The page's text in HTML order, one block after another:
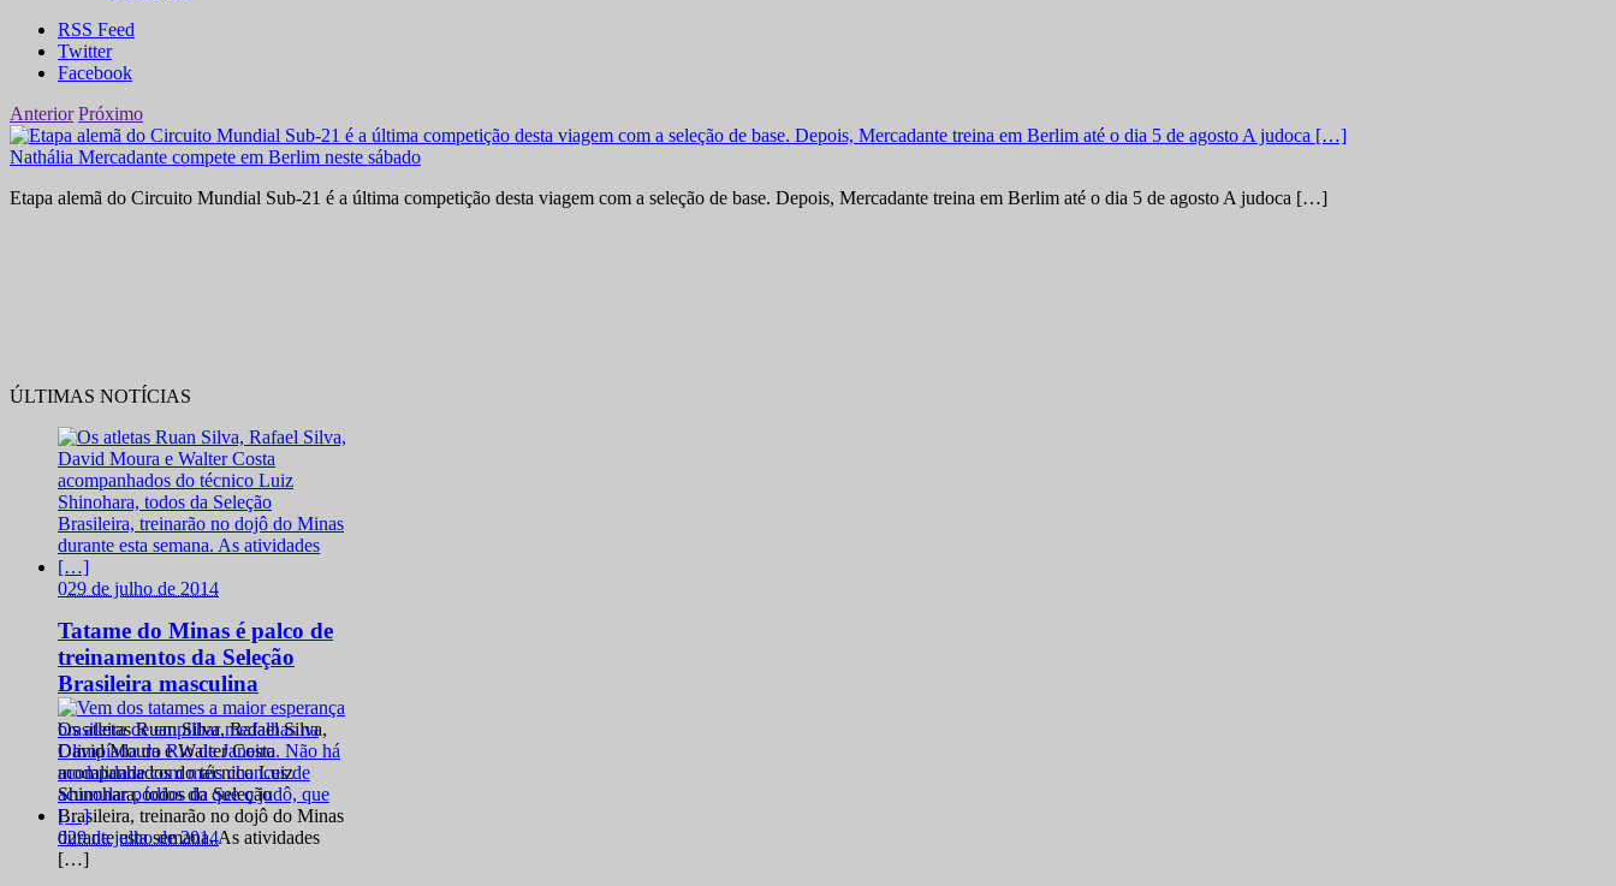
RSS Feed
Twitter
Facebook
Anterior Próximo
Nathália Mercadante compete em Berlim neste sábado
Etapa alemã do Circuito Mundial Sub-21 é a última competição desta viagem com a seleção de base. Depois, Mercadante treina em Berlim até o dia 5 de agosto A judoca […]
ÚLTIMAS NOTÍCIAS
029 de julho de 2014
Tatame do Minas é palco de
treinamentos da Seleção
Brasileira masculina
Os atletas Ruan Silva, Rafael Silva,
David Moura e Walter Costa
acompanhados do técnico Luiz
Shinohara, todos da Seleção
Brasileira, treinarão no dojô do Minas
durante esta semana. As atividades
[…]
029 de julho de 2014